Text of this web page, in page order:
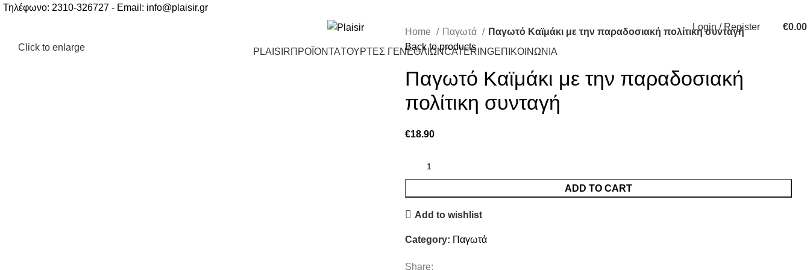
Τηλέφωνο: 2310-326727 - Email: info@plaisir.gr
Login / Register
€0.00
PLAISIRΠΡΟΪΟΝΤΑΤΟΥΡΤΕΣ ΓΕΝΕΘΛΙΩΝCATERINGΕΠΙΚΟΙΝΩΝΙΑ
Click to enlarge
Home Παγωτά
Παγωτό Καϊμάκι με την παραδοσιακή πολίτικη συνταγή
Back to products
Παγωτό Καϊμάκι με την παραδοσιακή
πολίτικη συνταγή
€18.90
ADD TO CART
Add to wishlist
Category: Παγωτά
Share: